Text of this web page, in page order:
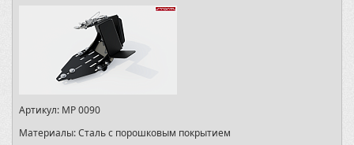
Артикул: MP 0090
Материалы:Сталь с порошковым покрытием